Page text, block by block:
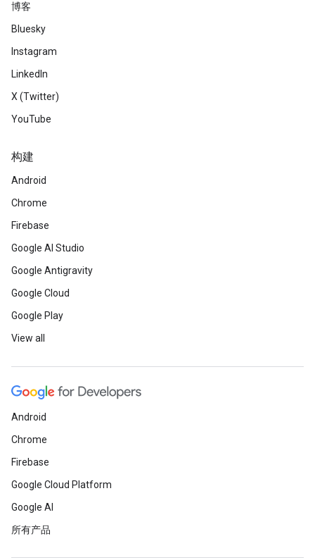
博客
Bluesky
Instagram
LinkedIn
X (Twitter)
YouTube
构建
Android
Chrome
Firebase
Google AI Studio
Google Antigravity
Google Cloud
Google Play
View all
Android
Chrome
Firebase
Google Cloud Platform
Google AI
所有产品